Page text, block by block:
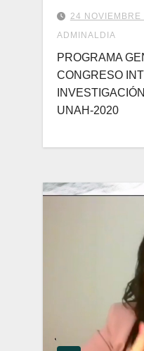
24 NOVIEMBRE
ADMINALDIA
PROGRAMA
CONGRESO
UNAH-2020